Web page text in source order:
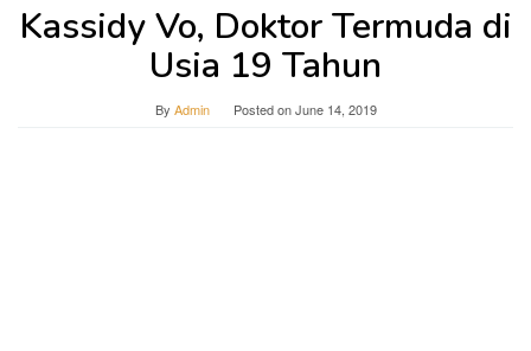
Kassidy Vo, Doktor Termuda di
Usia 19 Tahun
By Admin Posted onJune 14, 2019